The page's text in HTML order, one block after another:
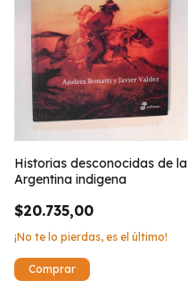
Historias desconocidas de la
Argentina indigena
$20.735,00
¡No te lo pierdas, es el último!